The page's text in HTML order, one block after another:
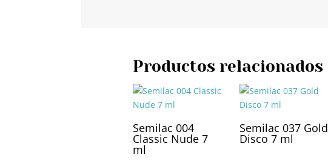
Productos relacionados
Semilac 004
Classic Nude 7
ml
Semilac 037 Gold
Disco 7 ml